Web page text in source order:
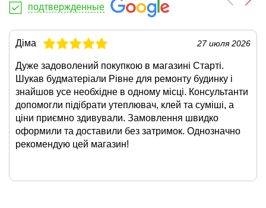
подтвержденные
Діма 27 июля 2026
Дуже задоволений покупкою в магазині Старті.
Шукав будматеріали Рівне для ремонту будинку і
знайшов усе необхідне в одному місці. Консультанти
допомогли підібрати утеплювач, клей та суміші, а
ціни приємно здивували. Замовлення швидко
оформили та доставили без затримок. Однозначно
рекомендую цей магазин!